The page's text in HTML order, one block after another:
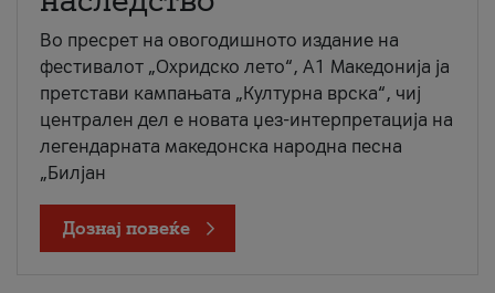
Во пресрет на овогодишното издание на
фестивалот „Охридско лето“, А1 Македонија ја
претстави кампањата „Културна врска“, чиј
централен дел е новата џез-интерпретација на
легендарната македонска народна песна
„Билјан
Дознај повеќе